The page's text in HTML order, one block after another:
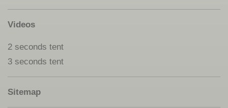
Videos
2 seconds tent
3 seconds tent
Sitemap